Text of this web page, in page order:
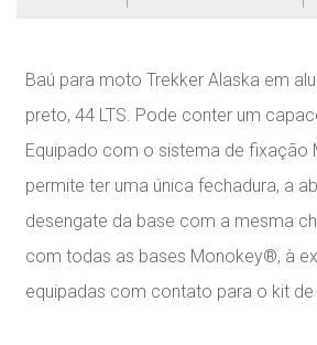
Baú para moto Trekker Alaska em
preto, 44 LTS. Pode conter um
Equipado com o sistema de fixação
permite ter uma única fechadura, a
desengate da base com a mesma
com todas as bases Monokey®, à
equipadas com contato para o kit de